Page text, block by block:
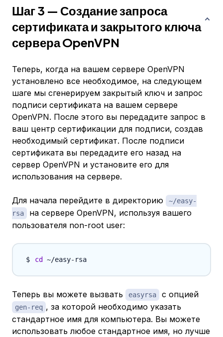
Шаг 3 — Создание запроса
сертификата и закрытого ключа
сервера OpenVPN
Теперь, когда на вашем сервере OpenVPN
установлено все необходимое, на следующем
шаге мы сгенерируем закрытый ключ и запрос
подписи сертификата на вашем сервере
OpenVPN. После этого вы передадите запрос в
ваш центр сертификации для подписи, создав
необходимый сертификат. После подписи
сертификата вы передадите его назад на
сервер OpenVPN и установите его для
использования на сервере.
Для начала перейдите в директорию
~/easy-
rsa
на сервере OpenVPN, используя вашего
пользователя non-root user:
cd
Теперь вы можете вызвать easyrsa с опцией
gen-req , за которой необходимо указать
стандартное имя для компьютера. Вы можете
использовать любое стандартное имя, но лучше